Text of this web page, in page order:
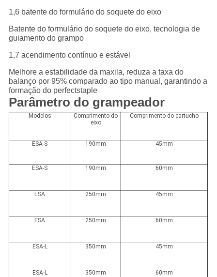
1,6 batente do formulário do soquete do eixo
Batente do formulário do soquete do eixo, tecnologia de
guiamento do grampo
1,7 acendimento contínuo e estável
Melhore a estabilidade da maxila, reduza a taxa do
balanço por 95% comparado ao tipo manual, garantindo a
formação do perfectstaple
Parâmetro do grampeador
Modelos
Comprimento do
eixo
Comprimento do cartucho
ESA-S 190mm 45mm
ESA-S 190mm 60mm
ESA 250mm 45mm
ESA 250mm 60mm
ESA-L 350mm 45mm
ESA-L 350mm 60mm